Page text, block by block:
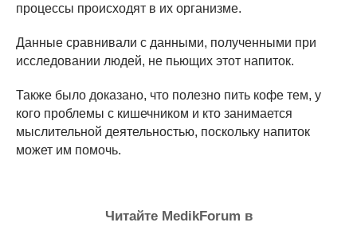
процессы происходят в их организме.
Данные сравнивали с данными, полученными при
исследовании людей, не пьющих этот напиток.
Также было доказано, что полезно пить кофе тем, у
кого проблемы с кишечником и кто занимается
мыслительной деятельностью, поскольку напиток
может им помочь.
Читайте MedikForum в